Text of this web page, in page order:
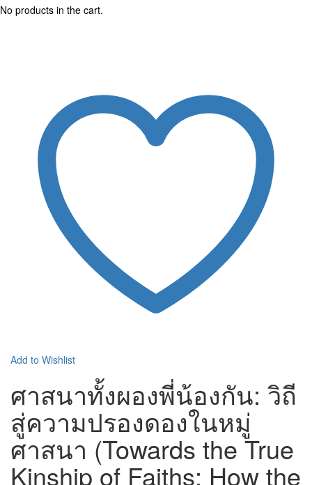
No products in the cart.
Add to Wishlist
ศาสนาทั้งผองพี่น้องกัน: วิถี
สู่ความปรองดองในหมู่
ศาสนา (Towards the True
Kinship of Faiths: How the